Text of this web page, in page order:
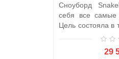
Сноуборд
себя все
Цель состояла в
29